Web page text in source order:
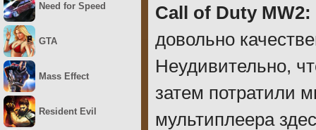
Call of Duty
довольно
Неудивительно,
затем потратили
мультиплеера
Need for Speed
GTA
Mass Effect
Resident Evil